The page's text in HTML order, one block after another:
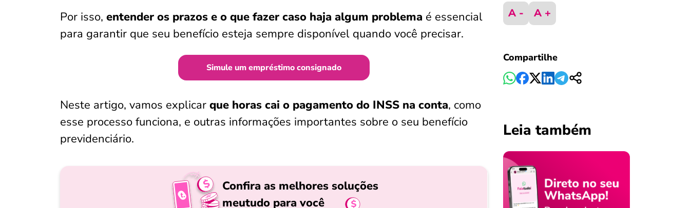
Por isso, entender os prazos e o que fazer caso haja algum problema é essencial
para garantir que seu benefício esteja sempre disponível quando você precisar.
Simule um empréstimo consignado
Neste artigo, vamos explicar que horas cai o pagamento do INSS na conta, como
esse processo funciona, e outras informações importantes sobre o seu benefício
previdenciário.
Confira as melhores soluções
meutudo para você
A - A +
Compartilhe
Leia também